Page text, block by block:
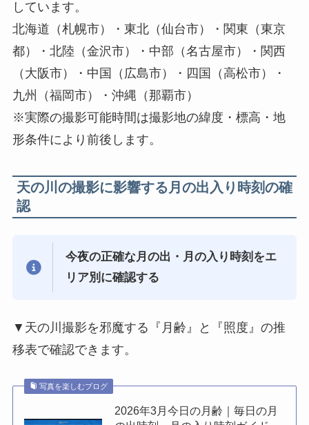
しています。
北海道（札幌市）・東北（仙台市）・関東（東京
都）・北陸（金沢市）・中部（名古屋市）・関西
（大阪市）・中国（広島市）・四国（高松市）・
九州（福岡市）・沖縄（那覇市）
※実際の撮影可能時間は撮影地の緯度・標高・地
形条件により前後します。
天の川の撮影に影響する月の出入り時刻の確
認
今夜の正確な月の出・月の入り時刻をエ
リア別に確認する
▼天の川撮影を邪魔する『月齢』と『照度』の推
移表で確認できます。
写真を楽しむブログ
2026年3月今日の月齢｜毎日の月